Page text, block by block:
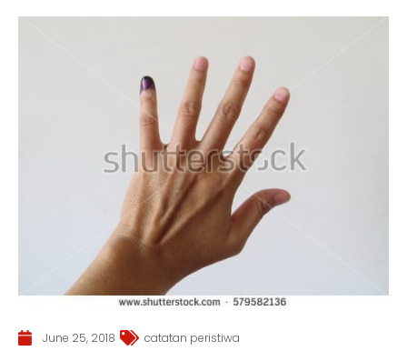
June 25, 2018 catatan peristiwa